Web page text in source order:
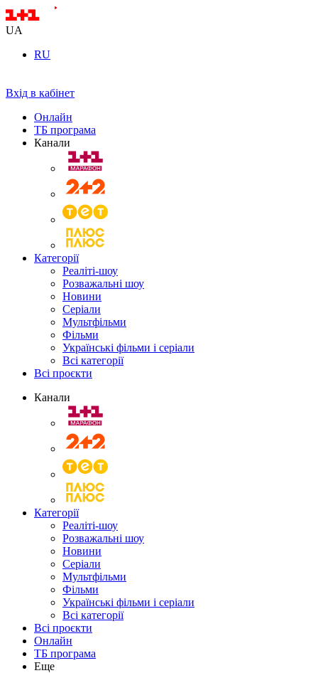
UA
RU
Вхід в кабінет
Онлайн
ТБ програма
Канали
Категорії
Реаліті-шоу
Розважальні шоу
Новини
Серіали
Мультфільми
Фільми
Українські фільми і серіали
Всі категорії
Всі проєкти
Канали
Категорії
Реаліті-шоу
Розважальні шоу
Новини
Серіали
Мультфільми
Фільми
Українські фільми і серіали
Всі категорії
Всі проєкти
Онлайн
ТБ програма
Еще